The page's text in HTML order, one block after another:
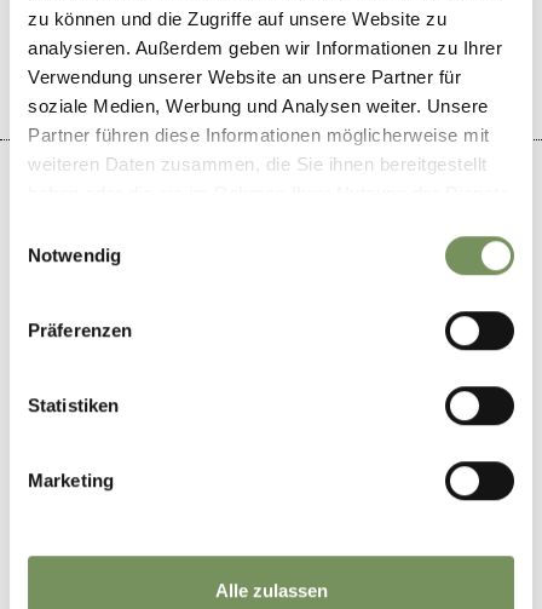
zu können und die Zugriffe auf unsere Website zu
analysieren. Außerdem geben wir Informationen zu Ihrer
Verwendung unserer Website an unsere Partner für
soziale Medien, Werbung und Analysen weiter. Unsere
Partner führen diese Informationen möglicherweise mit
weiteren Daten zusammen, die Sie ihnen bereitgestellt
Notwendig
Präferenzen
Statistiken
Marketing
Alle zulassen
IL CONTENUTO VI È STATO UTILE? SÌ
+